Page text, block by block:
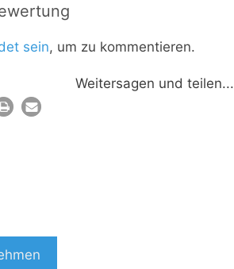
sein, um zu kommentieren.
Weitersagen und teilen...